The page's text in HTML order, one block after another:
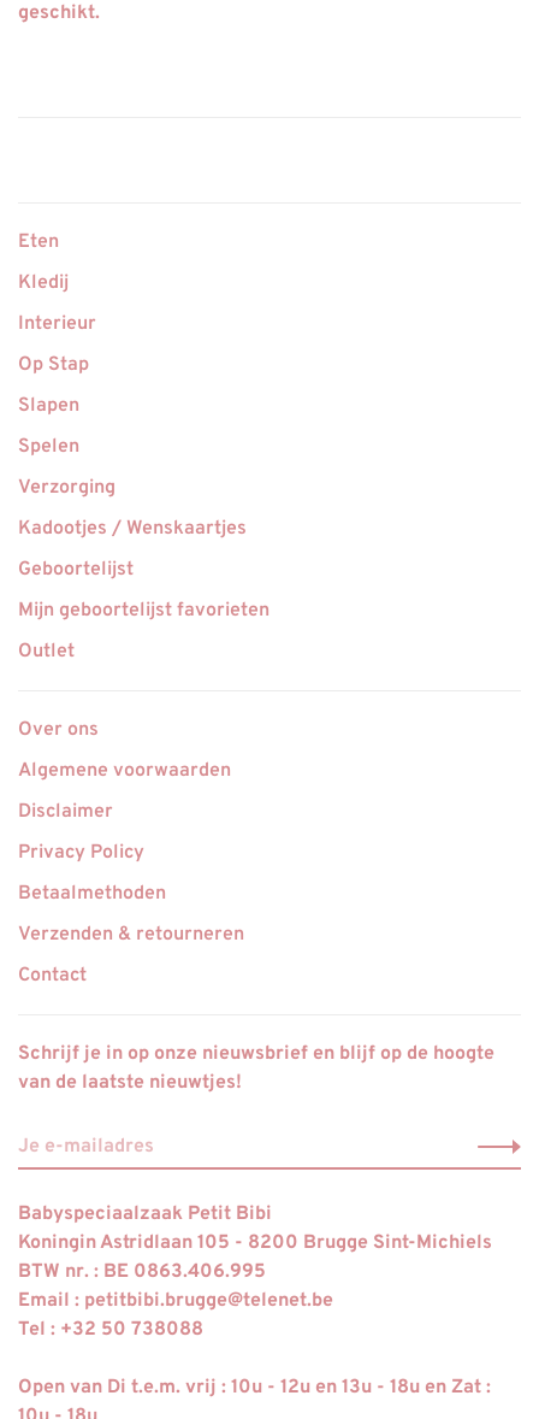
geschikt.
Eten
Kledij
Interieur
Op Stap
Slapen
Spelen
Verzorging
Kadootjes / Wenskaartjes
Geboortelijst
Mijn geboortelijst favorieten
Outlet
Over ons
Algemene voorwaarden
Disclaimer
Privacy Policy
Betaalmethoden
Verzenden & retourneren
Contact
Schrijf je in op onze nieuwsbrief en blijf op de hoogte
van de laatste nieuwtjes!
Babyspeciaalzaak Petit Bibi
Koningin Astridlaan 105 - 8200 Brugge Sint-Michiels
BTW nr. : BE 0863.406.995
Email : petitbibi.brugge@telenet.be
Tel : +32 50 738088
Open van Di t.e.m. vrij : 10u - 12u en 13u - 18u en Zat :